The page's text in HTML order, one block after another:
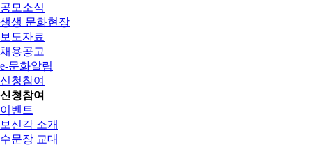
공모소식
생생 문화현장
보도자료
채용공고
e-문화알림
신청참여
신청참여
이벤트
보신각 소개
수문장 교대